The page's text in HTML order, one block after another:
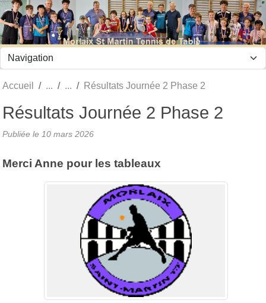
Accueil Résultats Journée 2 Phase 2
Résultats Journée 2 Phase 2
Publiée le 10 mars 2026
Merci Anne pour les tableaux
Panneau de gestion des cookies